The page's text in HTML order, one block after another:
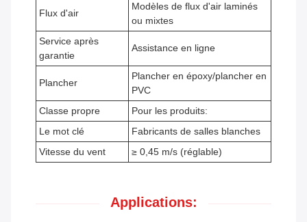
Flux d'air
Modèles de flux d'air laminés
ou mixtes
Service après
garantie
Assistance en ligne
Plancher
Plancher en époxy/plancher en
PVC
Classe propre
Pour les produits:
Le mot clé
Fabricants de salles blanches
Vitesse du vent
≥ 0,45 m/s (réglable)
Applications: